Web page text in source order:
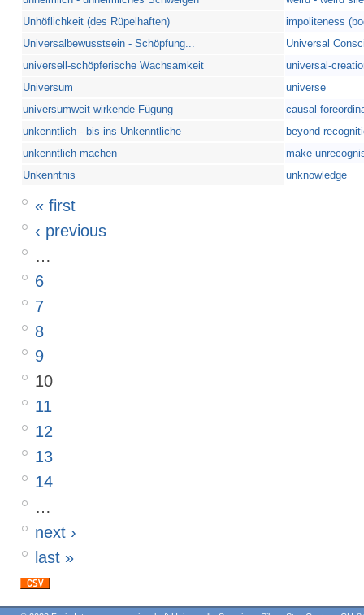
Unhöflichkeit (des Rüpelhaften)
impoliteness
Universalbewusstsein - Schöpfung...
Universal
universell-schöpferische Wachsamkeit
universal-
Universum
universe
universumweit wirkende Fügung
causal
unkenntlich - bis ins Unkenntliche
beyond
unkenntlich machen
make
Unkenntnis
unknowledge
« first
‹ previous
…
6
7
8
9
10
11
12
13
14
…
next ›
last »